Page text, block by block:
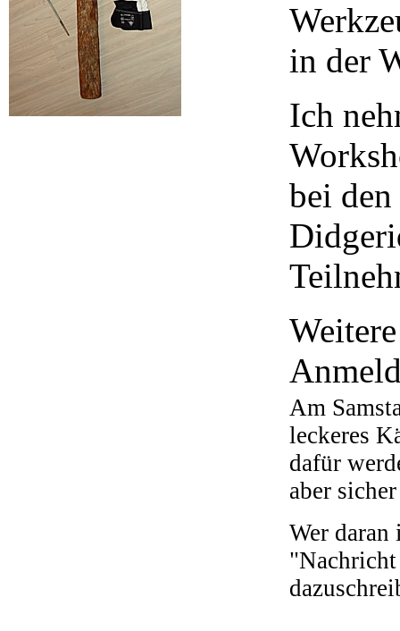
in der
Ich
bei
Am
leckeres
dafür
aber
Wer